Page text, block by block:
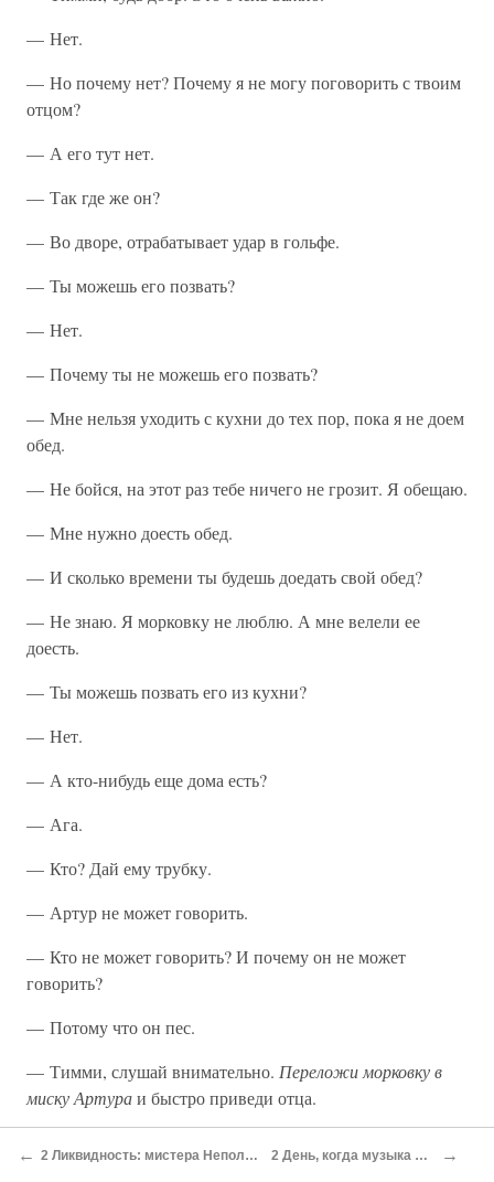
— Нет.
— Но почему нет? Почему я не могу поговорить с твоим
отцом?
— А его тут нет.
— Так где же он?
— Во дворе, отрабатывает удар в гольфе.
— Ты можешь его позвать?
— Нет.
— Почему ты не можешь его позвать?
— Мне нельзя уходить с кухни до тех пор, пока я не доем
обед.
— Не бойся, на этот раз тебе ничего не грозит. Я обещаю.
— Мне нужно доесть обед.
— И сколько времени ты будешь доедать свой обед?
— Не знаю. Я морковку не люблю. А мне велели ее
доесть.
— Ты можешь позвать его из кухни?
— Нет.
— А кто-нибудь еще дома есть?
— Ага.
— Кто? Дай ему трубку.
— Артур не может говорить.
— Кто не может говорить? И почему он не может
говорить?
— Потому что он пес.
— Тимми, слушай внимательно. Переложи морковку в
миску Артураи быстро приведи отца.
← 2 Ликвидность: мистера Неполнолотчика Роберта спрашивают, как он себя чувствует 2 День, когда музыка едва не умерла: Брокеры, сентябрь 1970 г →